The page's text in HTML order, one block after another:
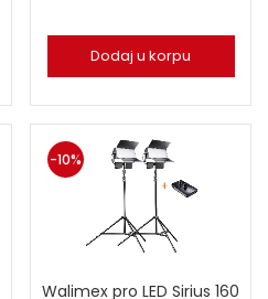
Dodaj u korpu
-10%
Walimex pro LED Sirius 160